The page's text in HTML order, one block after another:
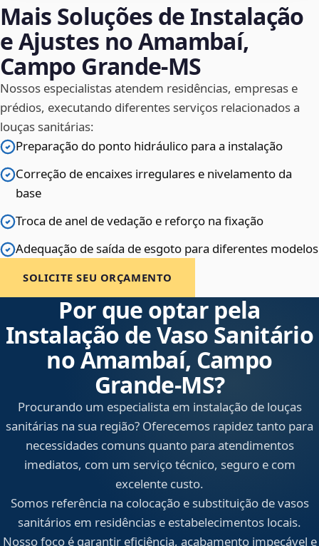
Mais Soluções de Instalação
e Ajustes no Amambaí,
Campo Grande‑MS
Nossos especialistas atendem residências, empresas e
prédios, executando diferentes serviços relacionados a
louças sanitárias:
Preparação do ponto hidráulico para a instalação
Correção de encaixes irregulares e nivelamento da
base
Troca de anel de vedação e reforço na fixação
Adequação de saída de esgoto para diferentes modelos
SOLICITE SEU ORÇAMENTO
Por que optar pela
Instalação de Vaso Sanitário
no Amambaí, Campo
Grande‑MS?
Procurando um especialista em instalação de louças
sanitárias na sua região? Oferecemos rapidez tanto para
necessidades comuns quanto para atendimentos
imediatos, com um serviço técnico, seguro e com
excelente custo.
Somos referência na colocação e substituição de vasos
sanitários em residências e estabelecimentos locais.
Nosso foco é garantir eficiência, acabamento impecável e